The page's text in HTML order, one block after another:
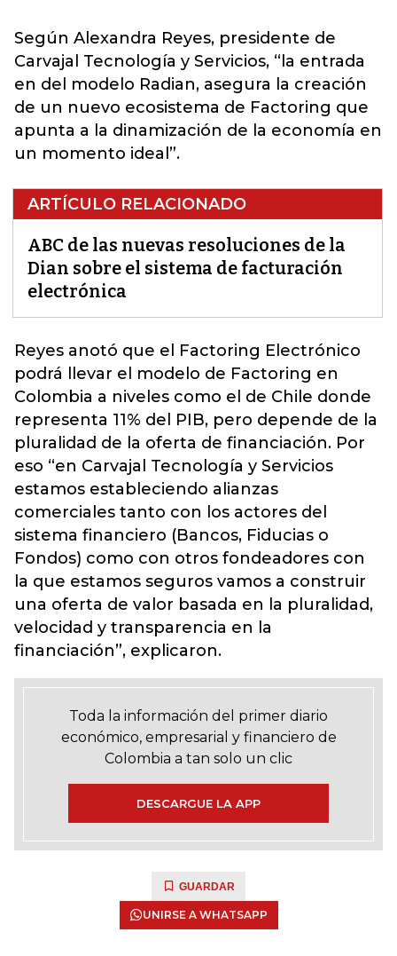
Según Alexandra Reyes, presidente de
Carvajal Tecnología y Servicios, “la entrada
en del modelo Radian, asegura la creación
de un nuevo ecosistema de Factoring que
apunta a la dinamización de la economía en
un momento ideal”.
ARTÍCULO RELACIONADO
ABC de las nuevas resoluciones de la
Dian sobre el sistema de facturación
electrónica
Reyes anotó que el Factoring Electrónico
podrá llevar el modelo de Factoring en
Colombia a niveles como el de Chile donde
representa 11% del PIB, pero depende de la
pluralidad de la oferta de financiación. Por
eso “en Carvajal Tecnología y Servicios
estamos estableciendo alianzas
comerciales tanto con los actores del
sistema financiero (Bancos, Fiducias o
Fondos) como con otros fondeadores con
la que estamos seguros vamos a construir
una oferta de valor basada en la pluralidad,
velocidad y transparencia en la
financiación”, explicaron.
Toda la información del primer diario
económico, empresarial y financiero de
Colombia a tan solo un clic
DESCARGUE LA APP
GUARDAR
UNIRSE A WHATSAPP